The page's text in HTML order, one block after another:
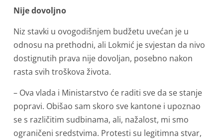
Nije dovoljno
Niz stavki u ovogodišnjem budžetu uvećan je u
odnosu na prethodni, ali Lokmić je svjestan da nivo
dostignutih prava nije dovoljan, posebno nakon
rasta svih troškova života.
– Ova vlada i Ministarstvo će raditi sve da se stanje
popravi. Obišao sam skoro sve kantone i upoznao
se s različitim sudbinama, ali, nažalost, mi smo
ograničeni sredstvima. Protesti su legitimna stvar,